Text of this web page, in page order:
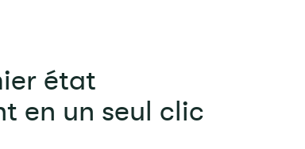
état
en un seul clic